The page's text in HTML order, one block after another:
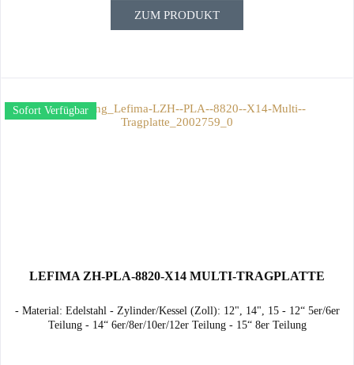
ZUM PRODUKT
Sofort Verfügbar
LEFIMA ZH-PLA-8820-X14 MULTI-TRAGPLATTE
- Material: Edelstahl - Zylinder/Kessel (Zoll): 12", 14", 15 - 12“ 5er/6er
Teilung - 14“ 6er/8er/10er/12er Teilung - 15“ 8er Teilung